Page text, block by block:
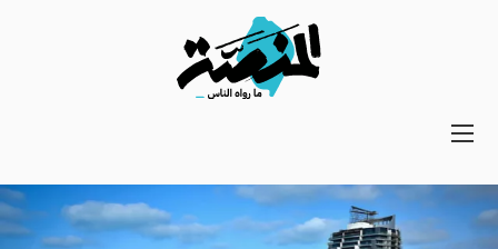
Main
Secondary
Navigation